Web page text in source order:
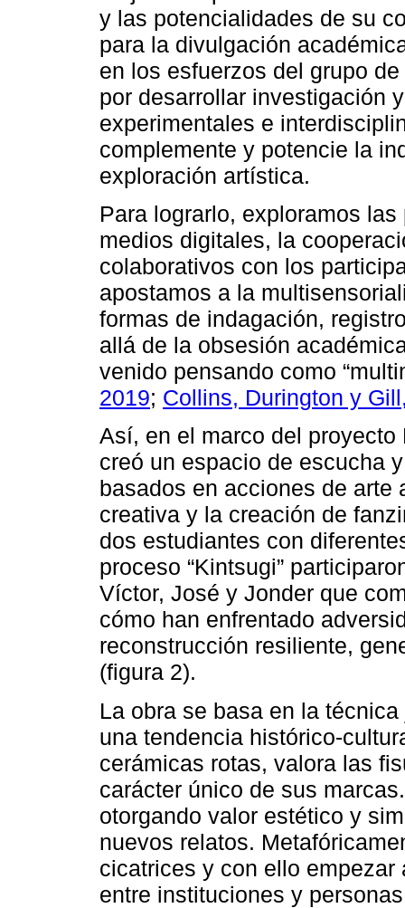
y las potencialidades de su
para la divulgación
en los esfuerzos del grupo
por desarrollar investigación
experimentales e
complemente y potencie la
exploración artística.
Para lograrlo, exploramos
medios digitales, la
colaborativos con los
apostamos a la
formas de indagación,
allá de la obsesión
venido pensando como
2019; Collins, Durington y
Así, en el marco del
creó un espacio de escucha
basados en acciones de arte
creativa y la creación de
dos estudiantes con
proceso “Kintsugi”
Víctor, José y Jonder que
cómo han enfrentado
reconstrucción resiliente,
(figura 2).
La obra se basa en la
una tendencia histórico-
cerámicas rotas, valora las
carácter único de sus
otorgando valor estético y
nuevos relatos.
cicatrices y con ello
entre instituciones y